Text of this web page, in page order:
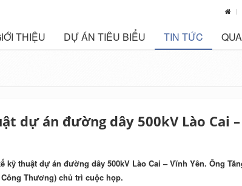
THIỆU DỰ ÁN TIÊU BIỂU TIN TỨC
dự án đường dây 500kV Lào Cai
thuật dự án đường dây 500kV Lào Cai – Vĩnh Yên. Ông
Thương) chủ trì cuộc họp.